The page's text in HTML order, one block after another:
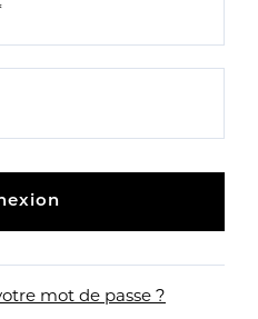
mot de passe ?